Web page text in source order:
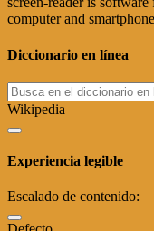
computer and
Diccionario en línea
Wikipedia
Experiencia legible
Escalado de contenido: